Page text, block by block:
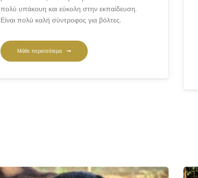
πολύ υπάκουη και εύκολη στην εκπαίδευση.
Είναι πολύ καλή σύντροφος για βόλτες.
Μάθε περισσότερα